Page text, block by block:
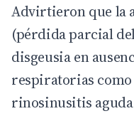
Advirtieron que la
(pérdida parcial
disgeusia en
respiratorias
rinosinusitis